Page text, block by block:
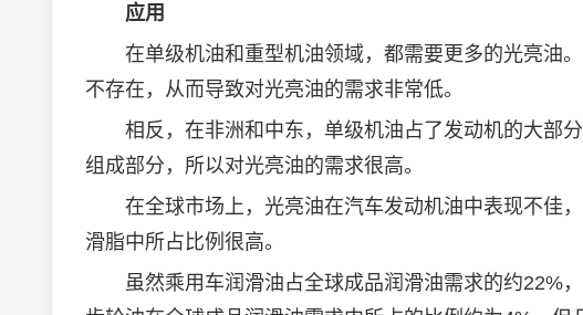
应用
在单级机油和重型机油领域，都需要更多的光亮油。
不存在，从而导致对光亮油的需求非常低。
相反，在非洲和中东，单级机油占了发动机的大部
组成部分，所以对光亮油的需求很高。
在全球市场上，光亮油在汽车发动机油中表现不佳，
滑脂中所占比例很高。
虽然乘用车润滑油占全球成品润滑油需求的约22%